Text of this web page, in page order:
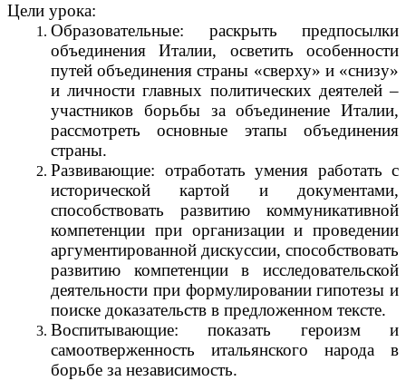
Цели урока:
Образовательные: раскрыть предпосылки
объединения Италии, осветить особенности
путей объединения страны «сверху» и «снизу»
и личности главных политических деятелей –
участников борьбы за объединение Италии,
рассмотреть основные этапы объединения
страны.
Развивающие: отработать умения работать с
исторической картой и документами,
способствовать развитию коммуникативной
компетенции при организации и проведении
аргументированной дискуссии, способствовать
развитию компетенции в исследовательской
деятельности при формулировании гипотезы и
поиске доказательств в предложенном тексте.
Воспитывающие: показать героизм и
самоотверженность итальянского народа в
борьбе за независимость.